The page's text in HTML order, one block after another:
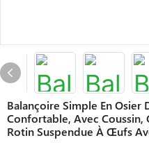
Balançoire Simple En
Confortable, Avec Coussin,
Rotin Suspendue À Œufs